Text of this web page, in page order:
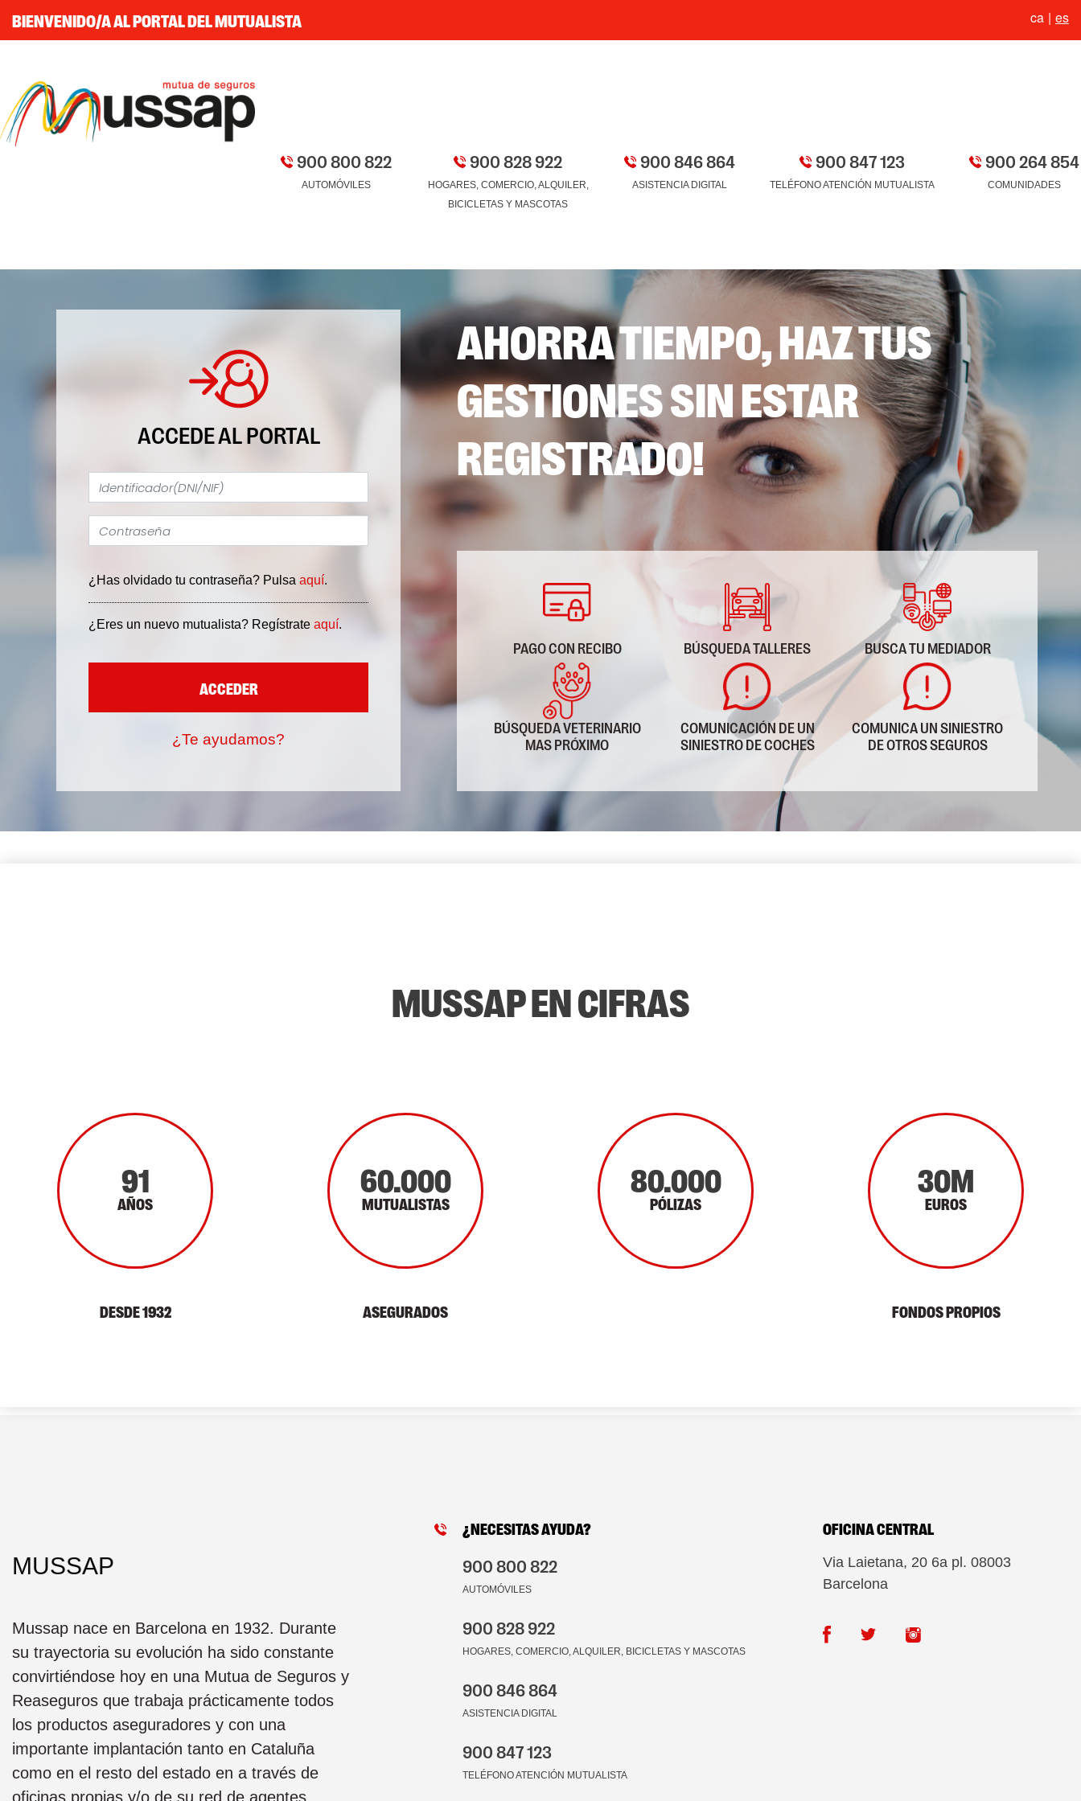
BIENVENIDO/A AL PORTAL DEL MUTUALISTA ca es
900 800 822
AUTOMÓVILES
900 828 922
HOGARES, COMERCIO, ALQUILER,
BICICLETAS Y MASCOTAS
900 846 864
ASISTENCIA DIGITAL
900 847 123
TELÉFONO ATENCIÓN MUTUALISTA
900 264 854
COMUNIDADES
ACCEDE AL PORTAL
¿Has olvidado tu contraseña? Pulsa aquí.
¿Eres un nuevo mutualista? Regístrate aquí.
ACCEDER
¿Te ayudamos?
AHORRA TIEMPO, HAZ TUS
GESTIONES SIN ESTAR
REGISTRADO!
PAGO CON RECIBO BÚSQUEDA TALLERES BUSCA TU MEDIADOR
BÚSQUEDA VETERINARIO
MAS PRÓXIMO
COMUNICACIÓN DE UN
SINIESTRO DE COCHES
COMUNICA UN SINIESTRO
DE OTROS SEGUROS
MUSSAP EN CIFRAS
91
AÑOS
DESDE 1932
60.000
MUTUALISTAS
ASEGURADOS
80.000
PÓLIZAS
30M
EUROS
FONDOS PROPIOS
MUSSAP
Mussap nace en Barcelona en 1932. Durante
su trayectoria su evolución ha sido constante
convirtiéndose hoy en una Mutua de Seguros y
Reaseguros que trabaja prácticamente todos
los productos aseguradores y con una
importante implantación tanto en Cataluña
como en el resto del estado en a través de
oficinas propias y/o de su red de agentes.
¿NECESITAS AYUDA?
900 800 822
AUTOMÓVILES
900 828 922
HOGARES, COMERCIO, ALQUILER, BICICLETAS Y MASCOTAS
900 846 864
ASISTENCIA DIGITAL
900 847 123
TELÉFONO ATENCIÓN MUTUALISTA
OFICINA CENTRAL
Via Laietana, 20 6a pl. 08003
Barcelona